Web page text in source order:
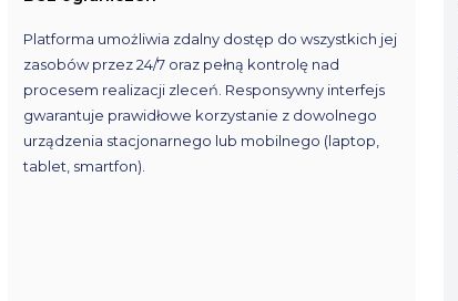
Platforma umożliwia zdalny dostęp do wszystkich jej
zasobów przez 24/7 oraz pełną kontrolę nad
procesem realizacji zleceń. Responsywny interfejs
gwarantuje prawidłowe korzystanie z dowolnego
urządzenia stacjonarnego lub mobilnego (laptop,
tablet, smartfon).